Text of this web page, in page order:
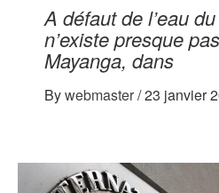
A défaut de l’eau
n’existe presque
Mayanga, dans
Bywebmaster/23 janvier